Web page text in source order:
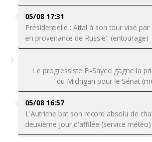
05/08 17:31
Présidentielle : Attal à son tour visé
en provenance de Russie" (entourage)
Le progressiste El-Sayed gagne la
du Michigan pour le Sénat
05/08 16:57
L'Autriche bat son record absolu de
deuxième jour d'affilée (service